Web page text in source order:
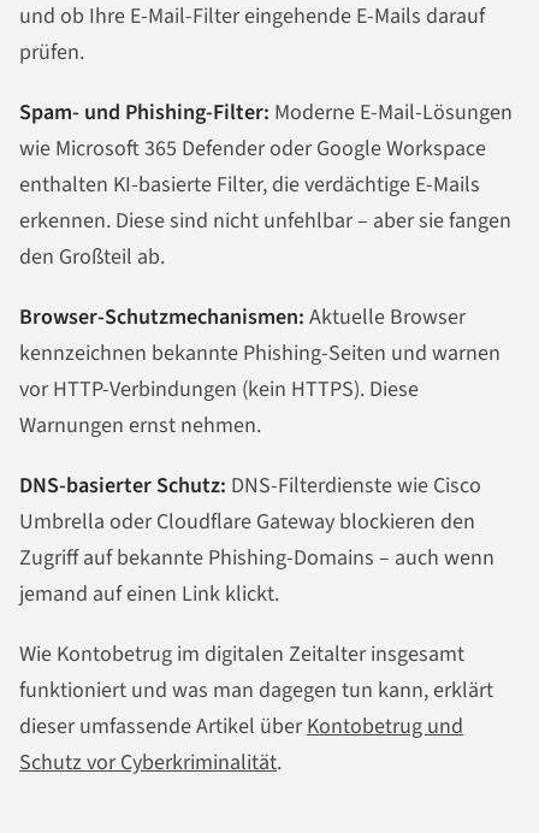
und ob Ihre E-Mail-Filter eingehende E-Mails darauf
prüfen.
Spam- und Phishing-Filter: Moderne E-Mail-Lösungen
wie Microsoft 365 Defender oder Google Workspace
enthalten KI-basierte Filter, die verdächtige E-Mails
erkennen. Diese sind nicht unfehlbar – aber sie fangen
den Großteil ab.
Browser-Schutzmechanismen: Aktuelle Browser
kennzeichnen bekannte Phishing-Seiten und warnen
vor HTTP-Verbindungen (kein HTTPS). Diese
Warnungen ernst nehmen.
DNS-basierter Schutz: DNS-Filterdienste wie Cisco
Umbrella oder Cloudflare Gateway blockieren den
Zugriff auf bekannte Phishing-Domains – auch wenn
jemand auf einen Link klickt.
Wie Kontobetrug im digitalen Zeitalter insgesamt
funktioniert und was man dagegen tun kann, erklärt
dieser umfassende Artikel überKontobetrug und
Schutz vor Cyberkriminalität.